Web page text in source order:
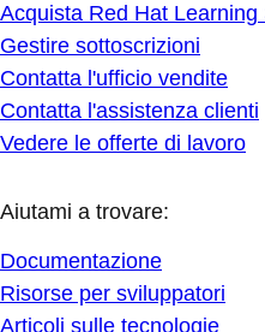
Acquista Red Hat Learning
Gestire sottoscrizioni
Contatta l'ufficio vendite
Contatta l'assistenza clienti
Vedere le offerte di lavoro
Aiutami a trovare:
Documentazione
Risorse per sviluppatori
Articoli sulle tecnologie